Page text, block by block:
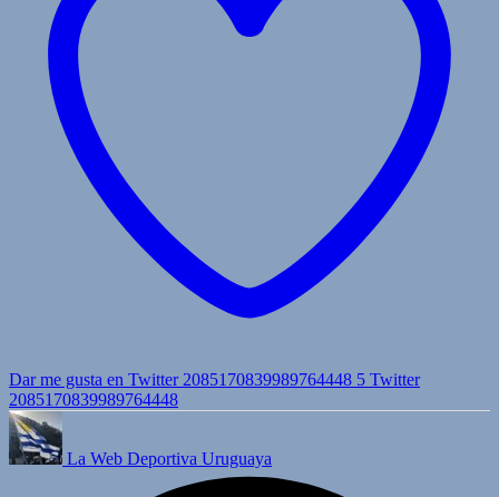
Dar me gusta en Twitter 2085170839989764448 5 Twitter
2085170839989764448
La Web Deportiva Uruguaya